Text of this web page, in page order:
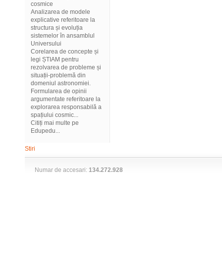
cosmice
Analizarea de modele
explicative referitoare la
structura și evoluția
sistemelor în ansamblul
Universului
Corelarea de concepte și
legi ȘTIAM pentru
rezolvarea de probleme și
situații-problemă din
domeniul astronomiei.
Formularea de opinii
argumentate referitoare la
explorarea responsabilă a
spațiului cosmic...
Citiți mai multe pe
Edupedu...
Stiri
Numar de accesari: 134.272.928